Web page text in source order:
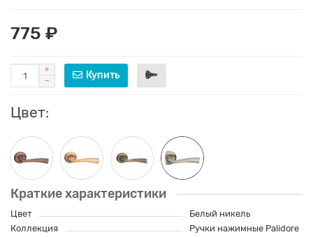
775 ₽
Купить
Цвет:
Краткие характеристики
Цвет
Белый никель
Коллекция
Ручки нажимные Palidore